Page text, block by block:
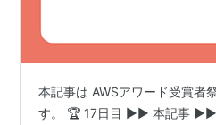
本記事は AWSアワード受賞者
す。 🏆 17日目 ▶▶ 本記事 ▶▶